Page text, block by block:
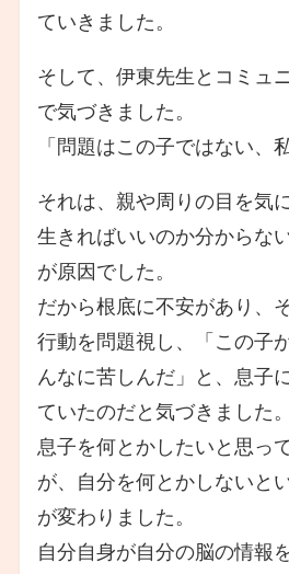
ていきました。
そして、伊東先生とコミュ
で気づきました。
「問題はこの子ではない、
それは、親や周りの目を気
生きればいいのか分からな
が原因でした。
だから根底に不安があり、
行動を問題視し、「この子
んなに苦しんだ」と、息子
ていたのだと気づきました。
息子を何とかしたいと思っ
が、自分を何とかしないと
が変わりました。
自分自身が自分の脳の情報